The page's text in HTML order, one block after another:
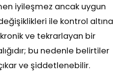
iyileşmez ancak uygun
ile kontrol altına
ve tekrarlayan bir
bu nedenle belirtiler
ve şiddetlenebilir.